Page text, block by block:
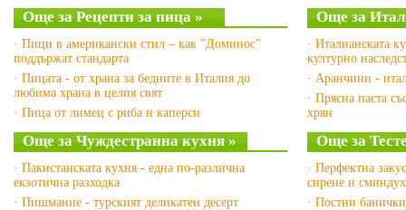
Още за Рецепти за пица »
· Пици в американски стил – как "Доминос"
поддържат стандарта
· Пицата - от храна за бедните в Италия до
любима храна в целия свят
· Пица от лимец с риба и каперси
Още за
· Италианската
културно
· Аранчини -
· Прясна паста
хрян
Още за Чуждестранна кухня »
· Пакистанската кухня - една по-различна
екзотична разходка
· Пишмание - турският деликатен десерт
Още за
· Перфектна
сирене и сминдух
· Постни